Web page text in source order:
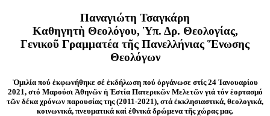
Παναγιώτη Τσαγκάρη
Καθηγητὴ Θεολόγου, Ὑπ. Δρ. Θεολογίας,
Γενικοῦ Γραμματέα τῆς Πανελλήνιας Ἕνωσης
Θεολόγων
Ὁμιλία πού ἐκφωνήθηκε σέ ἐκδήλωση πού ὀργάνωσε στίς 24 Ἰανουαρίου
2021, στό Μαρούσι Ἀθηνῶν ἡ Ἑστία Πατερικῶν Μελετῶν γιά τόν ἑορτασμό
τῶν δέκα χρόνων παρουσίας της (2011-2021), στά ἐκκλησιαστικά, θεολογικά,
κοινωνικά, πνευματικά καί ἐθνικά δρώμενα τῆς χώρας μας.